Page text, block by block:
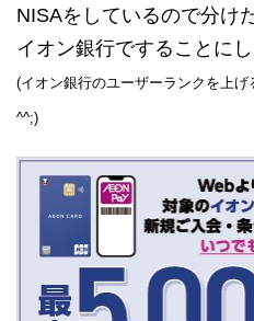
NISAをしているので分け
イオン銀行ですることにし
(イオン銀行のユーザーランクを上
^^;)